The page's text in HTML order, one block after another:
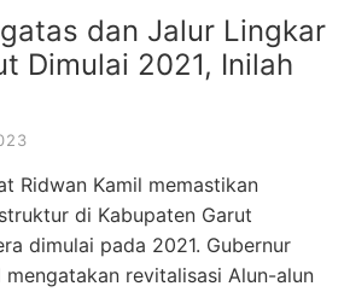
dan Jalur Lingkar
Dimulai 2021, Inilah
Ridwan Kamil memastikan
di Kabupaten Garut
dimulai pada 2021. Gubernur
mengatakan revitalisasi Alun-alun